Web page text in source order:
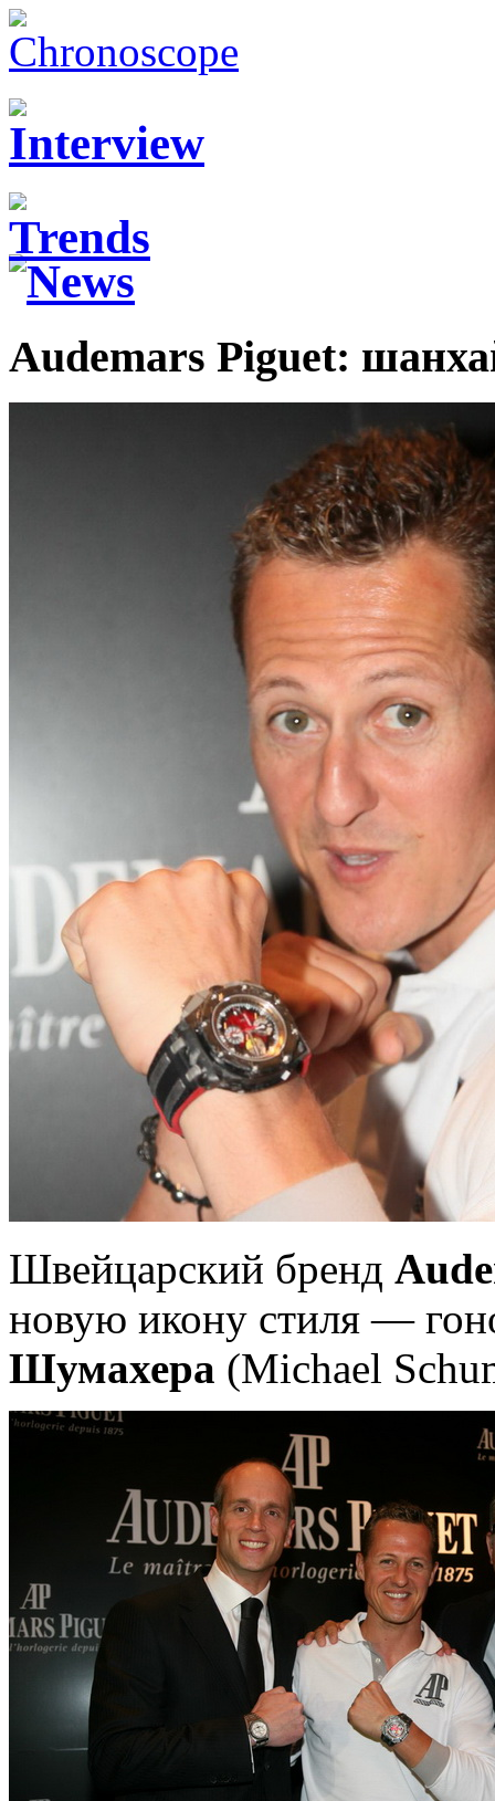
Audemars Piguet:
Швейцарский бренд
новую икону стиля —
Шумахера (Michael